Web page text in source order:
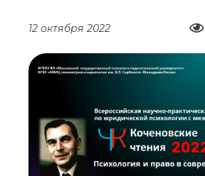
12 октября 2022